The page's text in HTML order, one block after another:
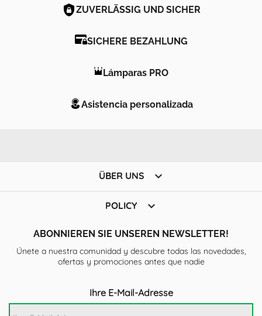
ZUVERLÄSSIG UND SICHER
SICHERE BEZAHLUNG
Lámparas PRO
Asistencia personalizada
ÜBER UNS 
POLICY 
ABONNIEREN SIE UNSEREN NEWSLETTER!
Únete a nuestra comunidad y descubre todas las novedades,
ofertas y promociones antes que nadie
Ihre E-Mail-Adresse